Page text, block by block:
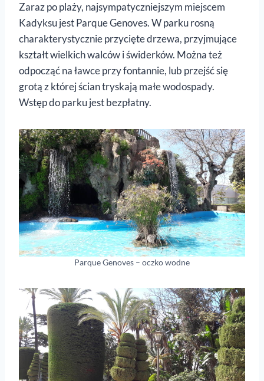
Zaraz po plaży, najsympatyczniejszym miejscem
Kadyksu jest Parque Genoves. W parku rosną
charakterystycznie przycięte drzewa, przyjmujące
kształt wielkich walców i świderków. Można też
odpocząć na ławce przy fontannie, lub przejść się
grotą z której ścian tryskają małe wodospady.
Wstęp do parku jest bezpłatny.
Parque Genoves – oczko wodne